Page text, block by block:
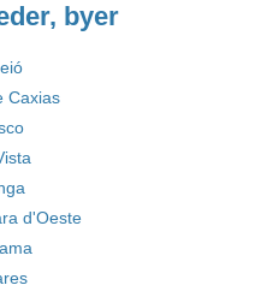
byer
Caxias
d'Oeste